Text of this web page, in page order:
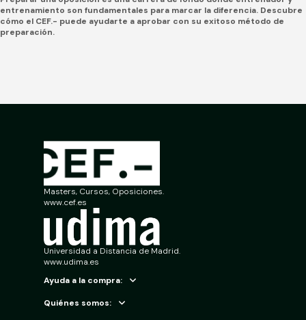
entrenamiento son fundamentales para marcar la diferencia. Descubre
cómo el CEF.- puede ayudarte a aprobar con su exitoso método de
preparación.
Masters, Cursos, Oposiciones.
www.cef.es
Universidad a Distancia de Madrid.
www.udima.es
Ayuda a la compra:
Quiénes somos: